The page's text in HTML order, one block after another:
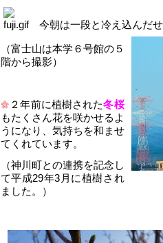
今朝は一段と冷え込んだ
（富士山は本学６号館の５
階から撮影）
２年前に植樹された冬桜
もたくさん花を咲かせるよ
うになり、気持ちを和ませ
てくれています。
（神川町との連携を記念し
て平成29年3月に植樹され
ました。）